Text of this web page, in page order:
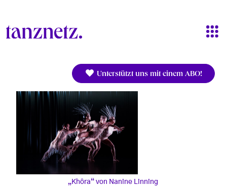
Unterstützt uns mit einem ABO!
„Khôra“ von Nanine Linning